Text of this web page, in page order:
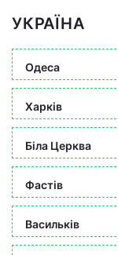
УКРАЇНА
Одеса
Харків
Біла Церква
Фастів
Васильків